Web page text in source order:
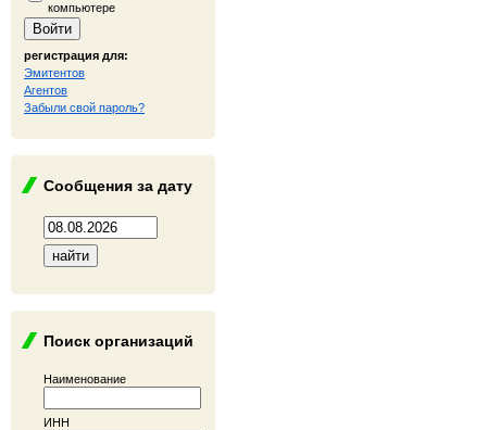
компьютере
регистрация для:
Эмитентов
Агентов
Забыли свой пароль?
Сообщения за дату
Поиск организаций
Наименование
ИНН